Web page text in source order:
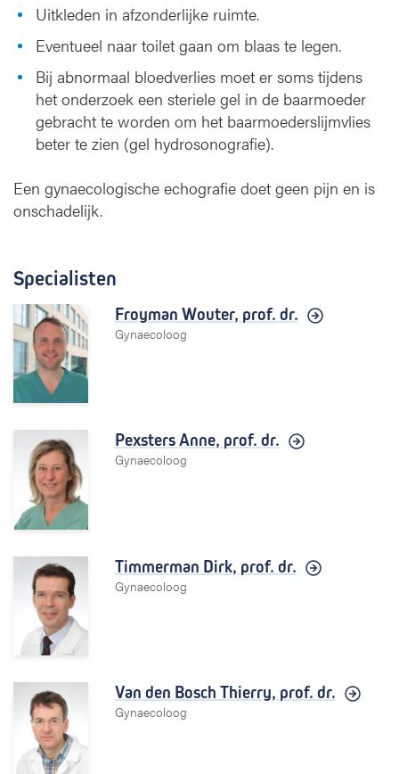
Uitkleden in afzonderlijke ruimte.
Eventueel naar toilet gaan om blaas te legen.
Bij abnormaal bloedverlies moet er soms tijdens
het onderzoek een steriele gel in de baarmoeder
gebracht te worden om het baarmoederslijmvlies
beter te zien (gel hydrosonografie).
Een gynaecologische echografie doet geen pijn en is
onschadelijk.
Specialisten
Froyman Wouter, prof. dr.
Gynaecoloog
Pexsters Anne, prof. dr.
Gynaecoloog
Timmerman Dirk, prof. dr.
Gynaecoloog
Van den Bosch Thierry, prof. dr.
Gynaecoloog